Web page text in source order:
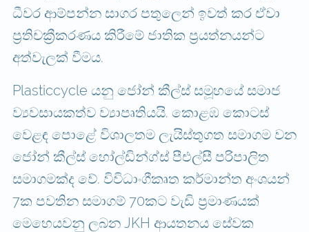
ධීවර ආම්පන්න සාගර පතුලෙන් ඉවත් කර ඒවා
ප්‍රතිචක්‍රීකරණය කිරීමේ ජාතික ප්‍රයත්නයන්ට
අත්වැලක් වීමය.
Plasticcycle යනු ජෝන් කීල්ස් සමූහයේ සමාජ
ව්‍යවසායකත්ව ව්‍යාපෘතියයි. කොළඹ කොටස්
වෙළඳ පොළේ විශාලතම ලැයිස්තුගත සමාගම වන
ජෝන් කීල්ස් හෝල්ඩින්ග්ස් පීඑල්සී පරිපාලිත
සමාගමක්ද වේ. විවිධාංගීකෘත කර්මාන්ත අංශයන්
7ක පවතින සමාගම් 70කට වැඩි ප්‍රමාණයක්
මෙහෙයවනු ලබන JKH ආයතනය සේවක